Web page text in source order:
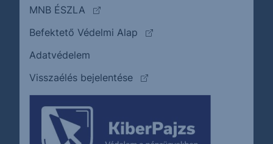
MNB ÉSZLA
(külső oldalra ugrik)
Befektető Védelmi Alap
(külső oldalra ugrik)
Adatvédelem
Visszaélés bejelentése
(külső oldalra ugrik)